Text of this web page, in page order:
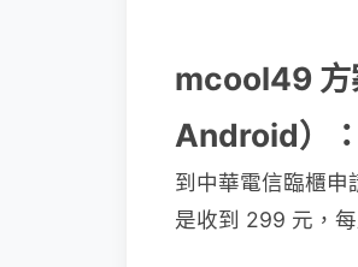
mcool49 方
Android）：
到中華電信臨櫃
是收到 299 元，